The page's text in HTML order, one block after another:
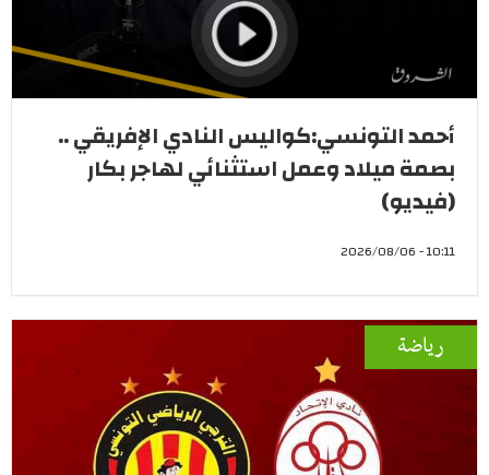
أحمد التونسي:كواليس النادي الإفريقي ..
بصمة ميلاد وعمل استثنائي لهاجر بكار
(فيديو)
10:11 - 2026/08/06
رياضة